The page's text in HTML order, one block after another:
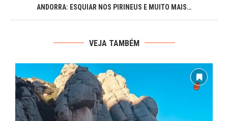
ANDORRA: ESQUIAR NOS PIRINEUS E MUITO MAIS…
VEJA TAMBÉM